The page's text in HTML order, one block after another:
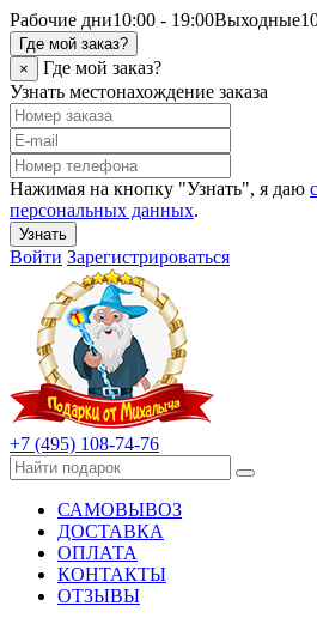
Рабочие дни10:00 - 19:00Выходные
Где мой заказ?
×
Где мой заказ?
Узнать местонахождение заказа
Нажимая на кнопку "Узнать", я даю
персональных данных.
Узнать
Войти Зарегистрироваться
+7 (495) 108-74-76
САМОВЫВОЗ
ДОСТАВКА
ОПЛАТА
КОНТАКТЫ
ОТЗЫВЫ